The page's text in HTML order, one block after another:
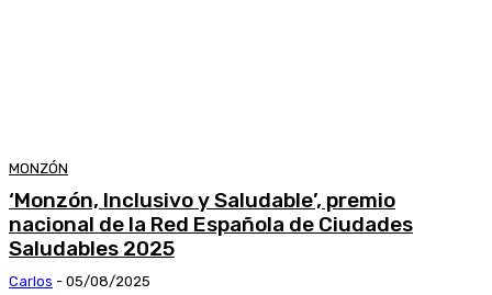
MONZÓN
‘Monzón, Inclusivo y Saludable’, premio
nacional de la Red Española de Ciudades
Saludables 2025
Carlos - 05/08/2025